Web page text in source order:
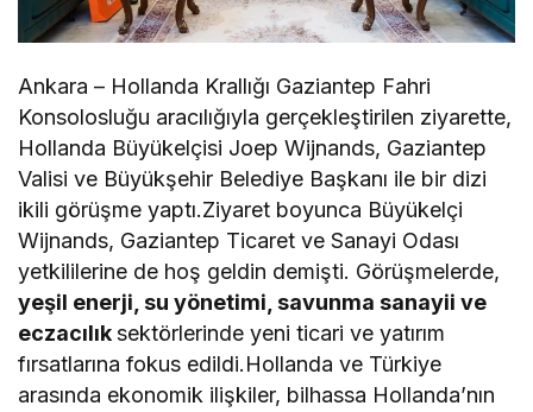
Ankara – Hollanda Krallığı Gaziantep Fahri
Konsolosluğu aracılığıyla gerçekleştirilen ziyarette,
Hollanda Büyükelçisi Joep Wijnands, Gaziantep
Valisi ve Büyükşehir Belediye Başkanı ile bir dizi
ikili görüşme yaptı.Ziyaret boyunca Büyükelçi
Wijnands, Gaziantep Ticaret ve Sanayi Odası
yetkililerine de hoş geldin demişti. Görüşmelerde,
yeşil enerji, su yönetimi, savunma sanayii ve
eczacılıksektörlerinde yeni ticari ve yatırım
fırsatlarına fokus edildi.Hollanda ve Türkiye
arasında ekonomik ilişkiler, bilhassa Hollanda’nın